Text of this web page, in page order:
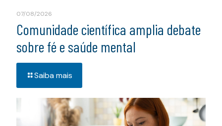
07/08/2026
Comunidade científica amplia debate
sobre fé e saúde mental
Saiba mais